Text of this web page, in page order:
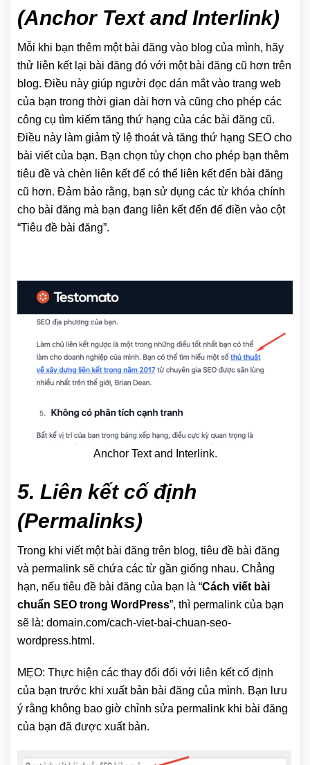
(Anchor Text and Interlink)
Mỗi khi bạn thêm một bài đăng vào blog của mình, hãy
thử liên kết lại bài đăng đó với một bài đăng cũ hơn trên
blog. Điều này giúp người đọc dán mắt vào trang web
của bạn trong thời gian dài hơn và cũng cho phép các
công cụ tìm kiếm tăng thứ hạng của các bài đăng cũ.
Điều này làm giảm tỷ lệ thoát và tăng thứ hạng SEO cho
bài viết của bạn. Bạn chọn tùy chọn cho phép bạn thêm
tiêu đề và chèn liên kết để có thể liên kết đến bài đăng
cũ hơn. Đảm bảo rằng, bạn sử dụng các từ khóa chính
cho bài đăng mà bạn đang liên kết đến để điền vào cột
“Tiêu đề bài đăng”.
Anchor Text and Interlink.
5. Liên kết cố định
(Permalinks)
Trong khi viết một bài đăng trên blog, tiêu đề bài đăng
và permalink sẽ chứa các từ gần giống nhau. Chẳng
hạn, nếu tiêu đề bài đăng của bạn là “Cách viết bài
chuẩn SEO trong WordPress”, thì permalink của bạn
sẽ là: domain.com/cach-viet-bai-chuan-seo-
wordpress.html.
MẸO: Thực hiện các thay đổi đối với liên kết cố định
của bạn trước khi xuất bản bài đăng của mình. Bạn lưu
ý rằng không bao giờ chỉnh sửa permalink khi bài đăng
của bạn đã được xuất bản.